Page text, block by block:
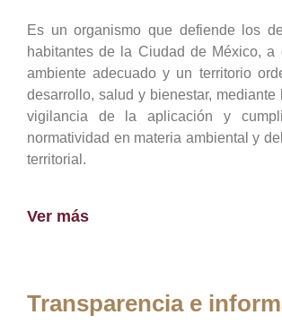
Es un organismo que defiende los
habitantes de la Ciudad de México, a
ambiente adecuado y un territorio
desarrollo, salud y bienestar, mediante
vigilancia de la aplicación y
normatividad en materia ambiental y
territorial.
Ver más
Transparencia e